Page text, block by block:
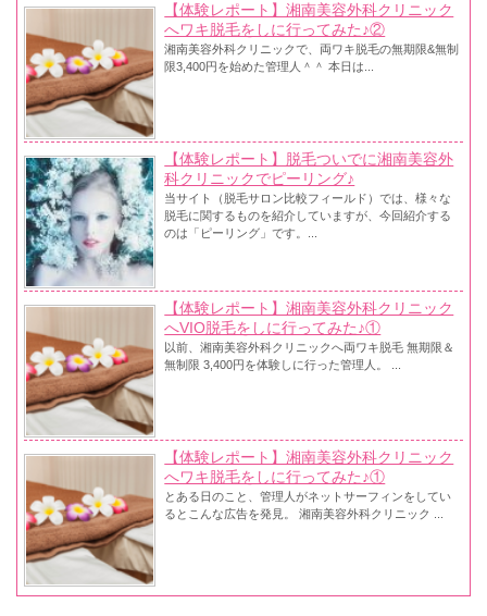
【体験レポート】湘南美容外科クリニック
へワキ脱毛をしに行ってみた♪②
湘南美容外科クリニックで、両ワキ脱毛の無期限&無制
限3,400円を始めた管理人＾＾ 本日は...
【体験レポート】脱毛ついでに湘南美容外
科クリニックでピーリング♪
当サイト（脱毛サロン比較フィールド）では、様々な
脱毛に関するものを紹介していますが、今回紹介する
のは「ピーリング」です。...
【体験レポート】湘南美容外科クリニック
へVIO脱毛をしに行ってみた♪①
以前、湘南美容外科クリニックへ両ワキ脱毛 無期限＆
無制限 3,400円を体験しに行った管理人。 ...
【体験レポート】湘南美容外科クリニック
へワキ脱毛をしに行ってみた♪①
とある日のこと、管理人がネットサーフィンをしてい
るとこんな広告を発見。 湘南美容外科クリニック ...